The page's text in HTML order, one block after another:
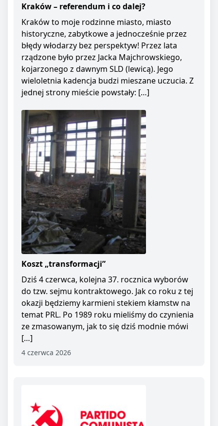
Kraków – referendum i co dalej?
Kraków to moje rodzinne miasto, miasto
historyczne, zabytkowe a jednocześnie przez
błędy włodarzy bez perspektyw! Przez lata
rządzone było przez Jacka Majchrowskiego,
kojarzonego z dawnym SLD (lewicą). Jego
wieloletnia kadencja budzi mieszane uczucia. Z
jednej strony mieście powstały: […]
Koszt „transformacji”
Dziś 4 czerwca, kolejna 37. rocznica wyborów
do tzw. sejmu kontraktowego. Jak co roku z tej
okazji będziemy karmieni stekiem kłamstw na
temat PRL. Po 1989 roku mieliśmy do czynienia
ze zmasowanym, jak to się dziś modnie mówi
[…]
4 czerwca 2026